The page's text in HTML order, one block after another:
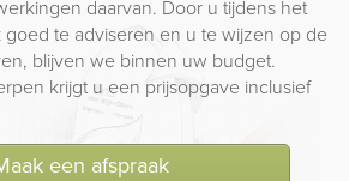
daarvan. Door u tijdens het
te adviseren en u te wijzen op de
blijven we binnen uw budget.
krijgt u een prijsopgave inclusief
een afspraak